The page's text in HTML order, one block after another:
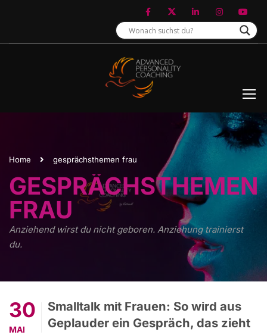
Home gesprächsthemen frau
GESPRÄCHSTHEMEN
FRAU
Anziehend wirst du nicht geboren. Anziehung trainierst
du.
30
MAI
Smalltalk mit Frauen: So wird aus
Geplauder ein Gespräch, das zieht